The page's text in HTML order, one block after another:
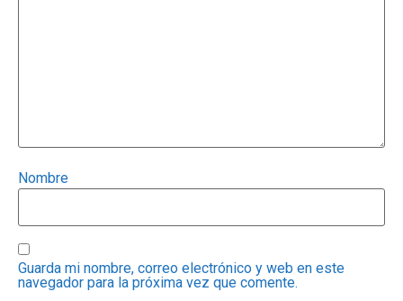
Nombre
Guarda mi nombre, correo electrónico y web en este
navegador para la próxima vez que comente.